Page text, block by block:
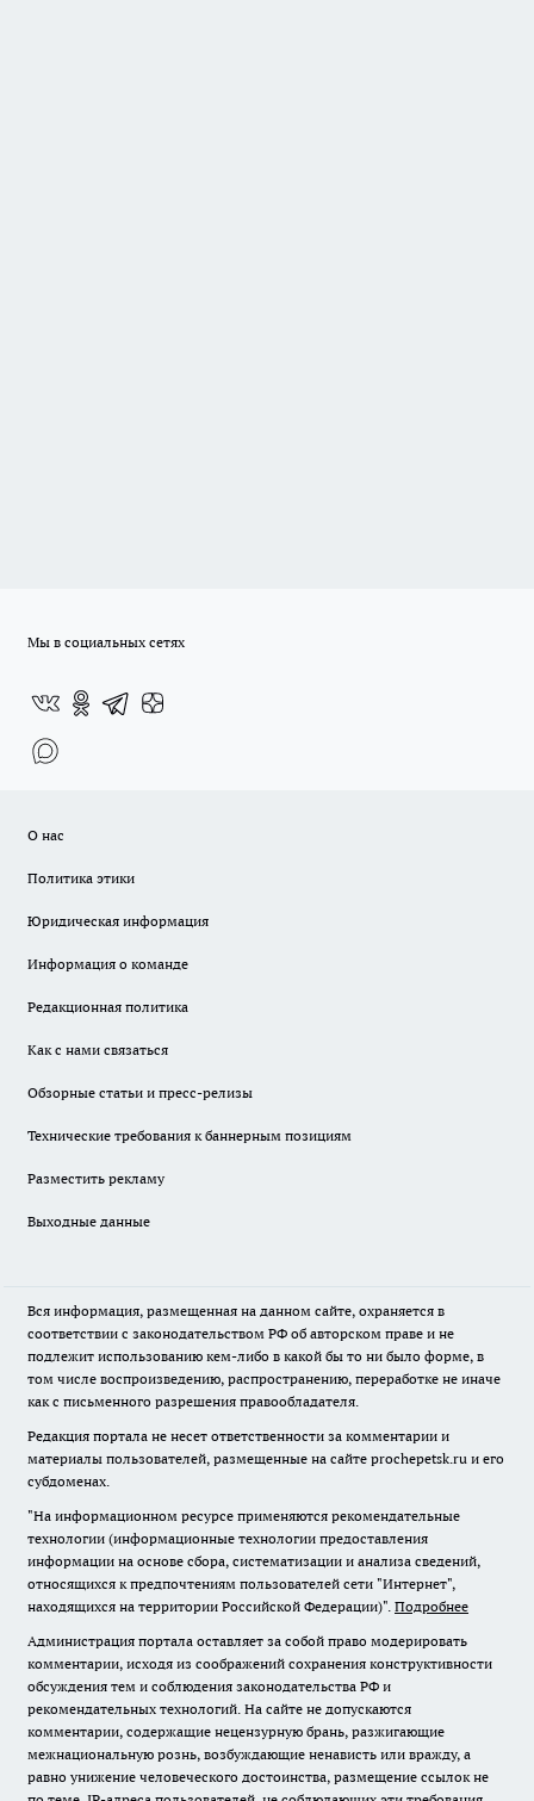
Мы в социальных сетях
О нас
Политика этики
Юридическая информация
Информация о команде
Редакционная политика
Как с нами связаться
Обзорные статьи и пресс-релизы
Технические требования к баннерным позициям
Разместить рекламу
Выходные данные
Вся информация, размещенная на данном сайте, охраняется в
соответствии с законодательством РФ об авторском праве и не
подлежит использованию кем-либо в какой бы то ни было форме, в
том числе воспроизведению, распространению, переработке не иначе
как с письменного разрешения правообладателя.
Редакция портала не несет ответственности за комментарии и
материалы пользователей, размещенные на сайте prochepetsk.ru и его
субдоменах.
"На информационном ресурсе применяются рекомендательные
технологии (информационные технологии предоставления
информации на основе сбора, систематизации и анализа сведений,
относящихся к предпочтениям пользователей сети "Интернет",
находящихся на территории Российской Федерации)". Подробнее
Администрация портала оставляет за собой право модерировать
комментарии, исходя из соображений сохранения конструктивности
обсуждения тем и соблюдения законодательства РФ и
рекомендательных технологий. На сайте не допускаются
комментарии, содержащие нецензурную брань, разжигающие
межнациональную рознь, возбуждающие ненависть или вражду, а
равно унижение человеческого достоинства, размещение ссылок не